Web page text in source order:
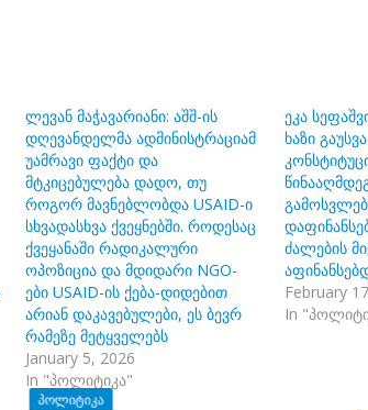
ლევან მაჭავარიანი: აშშ-ის
დღევანდელმა ადმინისტრაციამ
უამრავი ფაქტი და
მტკიცებულება დადო, თუ
როგორ მავნებლობდა USAID-ი
სხვადასხვა ქვეყნებში. როდესაც
ქვეყანაში რადიკალური
ოპოზიცია და მდიდარი NGO-
ები USAID-ის ქება-დიდებით
არიან დაკავებულები, ეს ბევრ
რამეზე მეტყველებს
January 5, 2026
In "პოლიტიკა"
ეკა
ხაზი
ძალების
February
In
ᲞᲝᲚᲘᲢᲘᲙᲐ